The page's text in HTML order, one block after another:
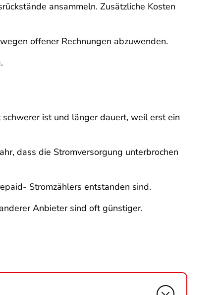
ansammeln. Zusätzliche Kosten
offener Rechnungen abzuwenden.
ist und länger dauert, weil erst ein
dass die Stromversorgung unterbrochen
Stromzählers entstanden sind.
Anbieter sind oft günstiger.